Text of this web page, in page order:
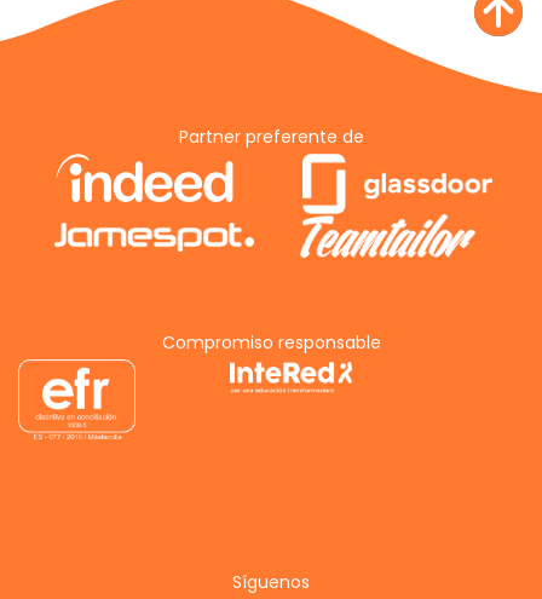
Partner preferente de
Compromiso responsable
Síguenos